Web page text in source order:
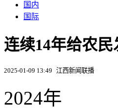
国内
国际
连续14年给农
2025-01-09 13:49 江西新闻联播
2024年